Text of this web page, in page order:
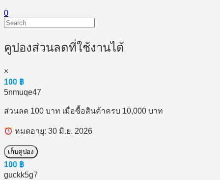
0
คูปองส่วนลดที่ใช้งานได้
×
100 ฿
5nmuqe47
ส่วนลด 100 บาท เมื่อซื้อสินค้าครบ 10,000 บาท
หมดอายุ: 30 มิ.ย. 2026
เก็บคูปอง
100 ฿
guckk5g7